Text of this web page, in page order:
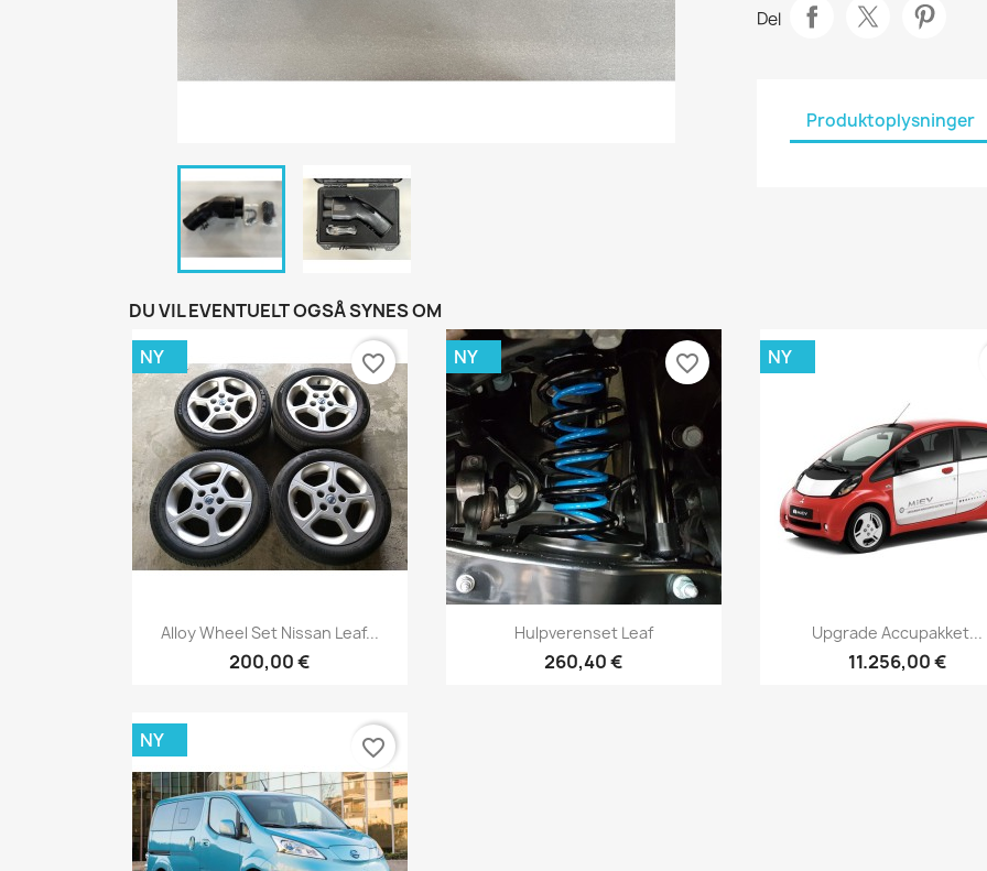
Del
Produktoplysninger
DU VIL EVENTUELT OGSÅ SYNES OM
Vis her
Alloy Wheel Set Nissan Leaf...
200,00 €
NY favorite_border
Vis her
Hulpverenset Leaf
260,40 €
NY favorite_border
 Vis her
Upgrade Accupakket...
11.256,00 €
NY
NY favorite_border